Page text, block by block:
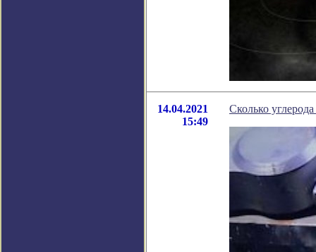
14.04.2021
15:49
Сколько